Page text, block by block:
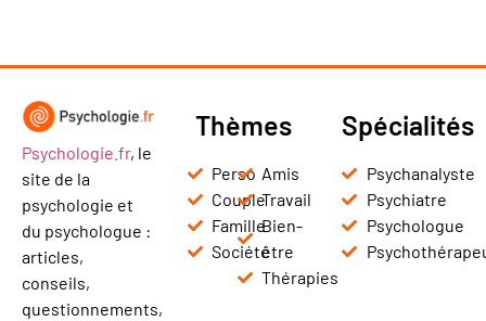
Psychologie.fr, le
site de la
psychologie et
du psychologue :
articles,
conseils,
questionnements,
Thèmes
Perso
Couple
Famille
Société
Amis
Travail
Bien-
être
Thérapies
Spécialités
Psychanalyste
Psychiatre
Psychologue